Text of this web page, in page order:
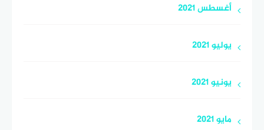
أغسطس 2021
يوليو 2021
يونيو 2021
مايو 2021